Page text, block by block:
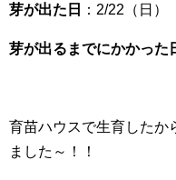
芽が出た日 ：2/22（日）
芽が出るまでにかかった
育苗ハウスで生育したか
ました～！！